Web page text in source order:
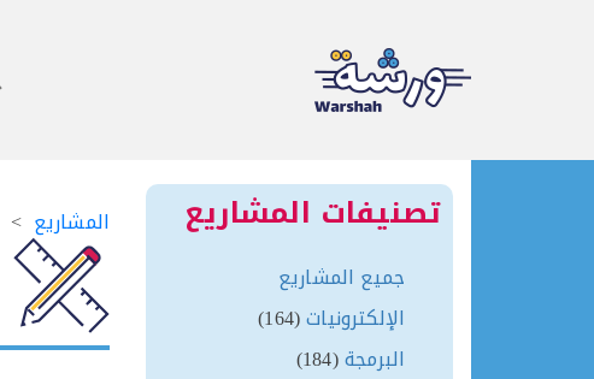
Skip
المشاريع تصنيفات المشاريع
جميع المشاريع
الإلكترونيات(164)
البرمجة(184)